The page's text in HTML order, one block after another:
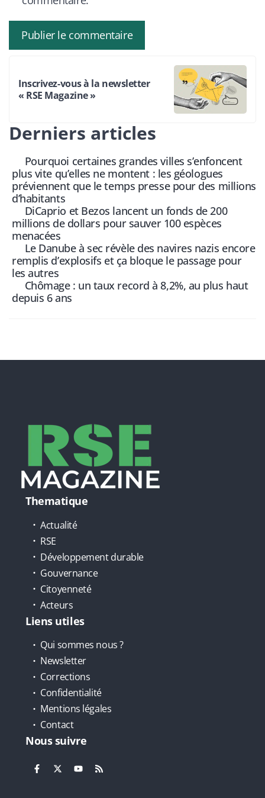
Inscrivez-vous à la newsletter
« RSE Magazine »
Derniers articles
Pourquoi certaines grandes villes s’enfoncent
plus vite qu’elles ne montent : les géologues
préviennent que le temps presse pour des millions
d’habitants
DiCaprio et Bezos lancent un fonds de 200
millions de dollars pour sauver 100 espèces
menacées
Le Danube à sec révèle des navires nazis encore
remplis d’explosifs et ça bloque le passage pour
les autres
Chômage : un taux record à 8,2%, au plus haut
depuis 6 ans
Thematique
Actualité
RSE
Développement durable
Gouvernance
Citoyenneté
Acteurs
Liens utiles
Qui sommes nous ?
Newsletter
Corrections
Confidentialité
Mentions légales
Contact
Nous suivre